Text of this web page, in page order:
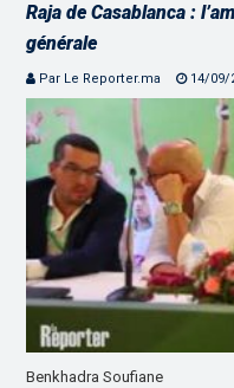
Raja de Casablanca :
générale
Par Le Reporter.ma 14/09/
Benkhadra Soufiane